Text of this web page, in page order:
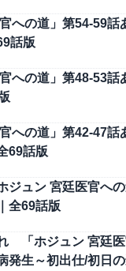
への道」第54-59話
話版
への道」第48-53話
への道」第42-47話
69話版
ュン 宮廷医官へ
全69話版
「ホジュン 宮廷
発生～初出仕/初日